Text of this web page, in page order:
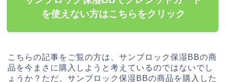
を使えない方はこちらをクリック
こちらの記事をご覧の方は、サンブロック保湿BBの商
品を今まさに購入しようと考えているのではないでし
ょうか？ただ、サンブロック保湿BBの商品を購入した